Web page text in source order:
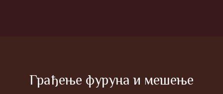
Грађење фуруна и мешење